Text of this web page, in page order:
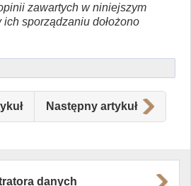
zawartych w niniejszym
sporządzaniu dołożono
Następny artykuł
danych